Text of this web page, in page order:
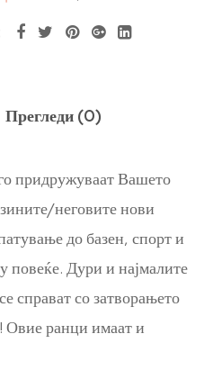
Прегледи (0)
придружуваат Вашето
неговите нови
до базен, спорт и
повеќе. Дури и најмалите
справат со затворањето
Овие ранци имаат и